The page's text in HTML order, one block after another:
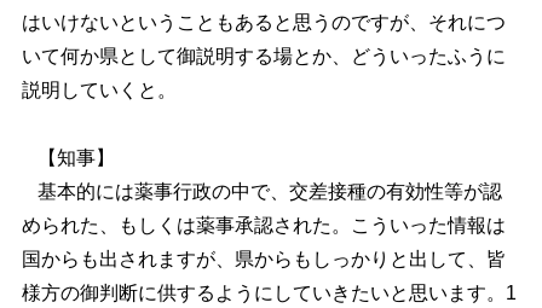
はいけないということもあると思うのですが、それにつ
いて何か県として御説明する場とか、どういったふうに
説明していくと。
【知事】
基本的には薬事行政の中で、交差接種の有効性等が認
められた、もしくは薬事承認された。こういった情報は
国からも出されますが、県からもしっかりと出して、皆
様方の御判断に供するようにしていきたいと思います。1